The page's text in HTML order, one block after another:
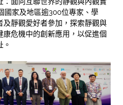
國家及地區逾300位專家、學
靜觀愛好者參加，探索靜觀與
危機中的創新應用，以促進個